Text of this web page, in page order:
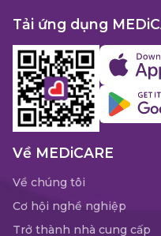
Tải ứng dụng
Về MEDiCARE
Về chúng tôi
Cơ hội nghề nghiệp
Trở thành nhà cung cấp